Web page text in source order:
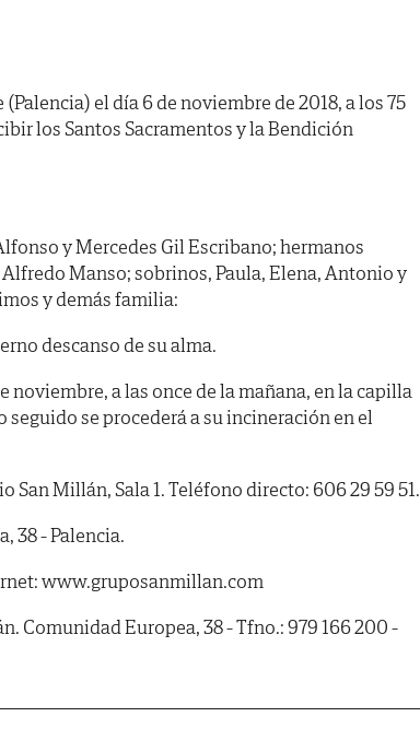
el día 6 de noviembre de 2018, a los 75
los Santos Sacramentos y la Bendición
y Mercedes Gil Escribano; hermanos
Manso; sobrinos, Paula, Elena, Antonio y
y demás familia:
descanso de su alma.
noviembre, a las once de la mañana, en la capilla
se procederá a su incineración en el
San Millán, Sala 1. Teléfono directo: 606 29 59 51.
38 - Palencia.
www.gruposanmillan.com
Comunidad Europea, 38 - Tfno.: 979 166 200 -